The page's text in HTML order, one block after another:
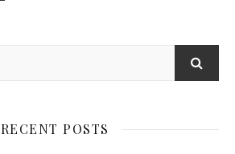
RECENT POSTS